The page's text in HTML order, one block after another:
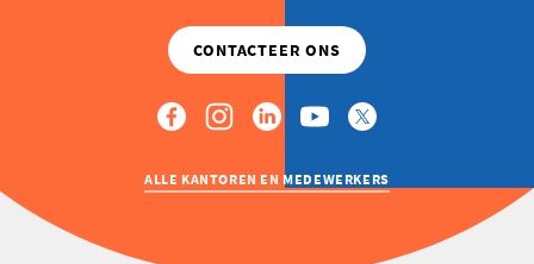
ALLE KANTOREN EN MEDEWERKERS